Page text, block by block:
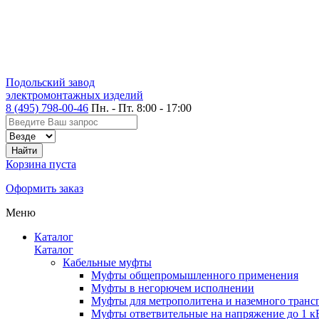
Подольский завод
электромонтажных изделий
8 (495) 798-00-46 Пн. - Пт. 8:00 - 17:00
Корзина пуста
Оформить заказ
Меню
Каталог
Каталог
Кабельные муфты
Муфты общепромышленного применения
Муфты в негорючем исполнении
Муфты для метрополитена и наземного
Муфты ответвительные на напряжение до 1